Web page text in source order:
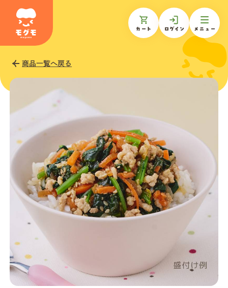
カート ログイン メニュー
モグモについて
ギフトを贈る
お知らせ
お客様の声
商品一覧へ戻る